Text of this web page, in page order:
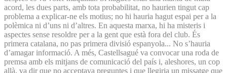
acord, les dues parts, amb tota probabilitat, no haurien tingut cap
problema a explicar-ne els motius; no hi hauria hagut espai per a la
polèmica ni d’uns ni d’altres. En aquesta marxa, hi ha misteris i
aspectes sense resoldre per a la gent que està fora del club. És
primera catalana, no pas primera divisió espanyola... No s’hauria
d’amagar informació. A més, Castellsagué va convocar una roda de
premsa amb els mitjans de comunicació del país i, aleshores, un cop
allà, va dir que no acceptava preguntes i que llegiria un missatge que